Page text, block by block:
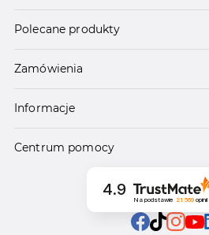
Polecane produkty
Zamówienia
Informacje
Centrum pomocy
4.9
Na podstawie 21 569opinii